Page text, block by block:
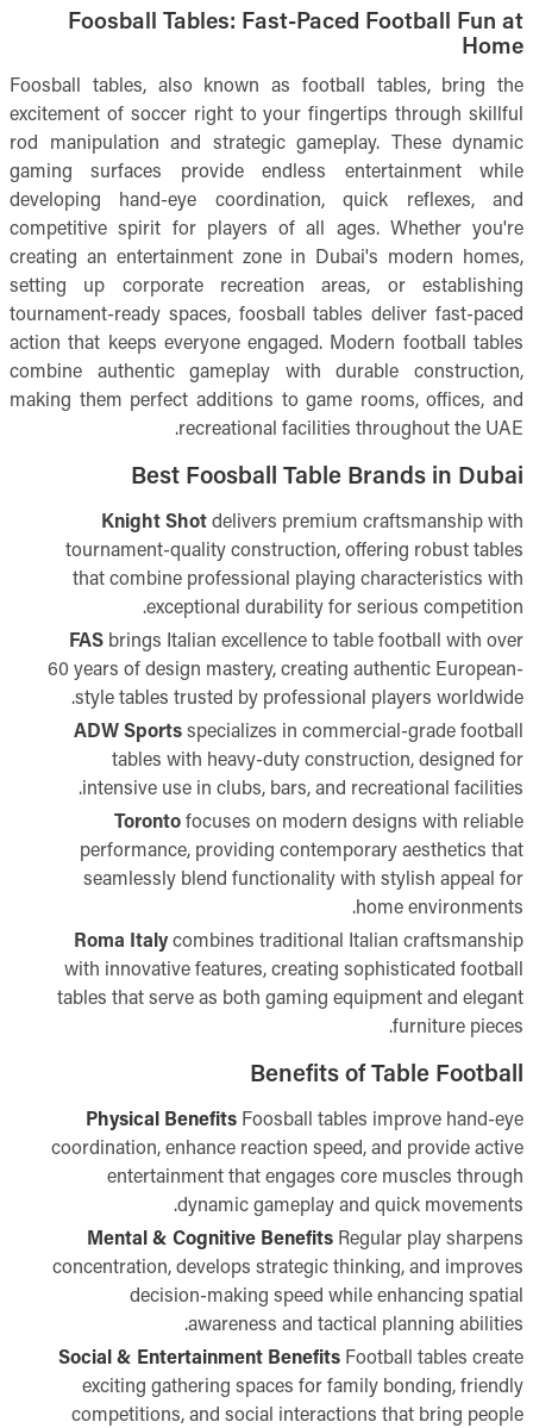
Foosball Tables: Fast-Paced Football Fun at
Home
Foosball tables, also known as football tables, bring the
excitement of soccer right to your fingertips through skillful
rod manipulation and strategic gameplay. These dynamic
gaming surfaces provide endless entertainment while
developing hand-eye coordination, quick reflexes, and
competitive spirit for players of all ages. Whether you're
creating an entertainment zone in Dubai's modern homes,
setting up corporate recreation areas, or establishing
tournament-ready spaces, foosball tables deliver fast-paced
action that keeps everyone engaged. Modern football tables
combine authentic gameplay with durable construction,
making them perfect additions to game rooms, offices, and
recreational facilities throughout the UAE.
Best Foosball Table Brands in Dubai
Knight Shotdelivers premium craftsmanship with
tournament-quality construction, offering robust tables
that combine professional playing characteristics with
exceptional durability for serious competition.
FAS brings Italian excellence to table football with over
60 years of design mastery, creating authentic European-
style tables trusted by professional players worldwide.
ADW Sportsspecializes in commercial-grade football
tables with heavy-duty construction, designed for
intensive use in clubs, bars, and recreational facilities.
Torontofocuses on modern designs with reliable
performance, providing contemporary aesthetics that
seamlessly blend functionality with stylish appeal for
home environments.
Roma Italycombines traditional Italian craftsmanship
with innovative features, creating sophisticated football
tables that serve as both gaming equipment and elegant
furniture pieces.
Benefits of Table Football
Physical Benefits Foosball tables improve hand-eye
coordination, enhance reaction speed, and provide active
entertainment that engages core muscles through
dynamic gameplay and quick movements.
Mental & Cognitive Benefits Regular play sharpens
concentration, develops strategic thinking, and improves
decision-making speed while enhancing spatial
awareness and tactical planning abilities.
Social & Entertainment Benefits Football tables create
exciting gathering spaces for family bonding, friendly
competitions, and social interactions that bring people